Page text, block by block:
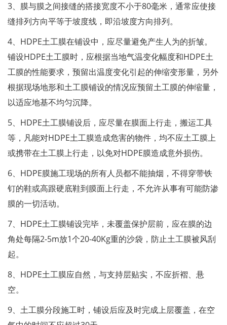
3、膜与膜之间接缝的搭接宽度不小于80毫米，通常应使接
缝排列方向平等于坡度线，即沿坡度方向排列。
4、HDPE土工膜在铺设中，应尽量避免产生人为的折皱。
铺设HDPE土工膜时，应根据当地气温变化幅度和HDPE土
工膜的性能要求，预留出温度变化引起的伸缩变形量，另外
根据现场地形和土工膜铺设的情况应预留土工膜的伸缩量，
以适应地基不均匀沉降。
5、HDPE土工膜铺设后，应尽量在膜面上行走，搬运工具
等，凡能对HDPE土工膜造成危害的物件，均不应土工膜上
或携带在土工膜上行走，以免对HDPE膜造成意外损伤。
6、HDPE膜施工现场的所有人员都不能抽烟，不得穿带铁
钉的鞋或高跟硬底鞋到膜面上行走，不允许从事有可能防渗
膜的一切活动。
7、HDPE土工膜铺设完毕，未覆盖保护层前，应在膜的边
角处每隔2-5m放1个20-40Kg重的沙袋，防止土工膜被风刮
起。
8、HDPE土工膜应自然，与支持层贴实，不应折褶、悬
空。
9、土工膜分段施工时，铺设后应及时完成上层覆盖，在空